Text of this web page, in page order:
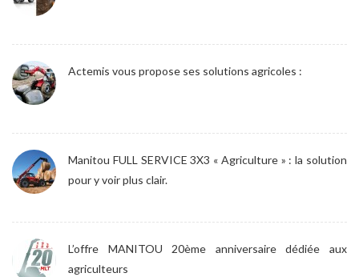
Actemis vous propose ses solutions agricoles :
Manitou FULL SERVICE 3X3 « Agriculture » : la solution
pour y voir plus clair.
L’offre MANITOU 20ème anniversaire dédiée aux
agriculteurs